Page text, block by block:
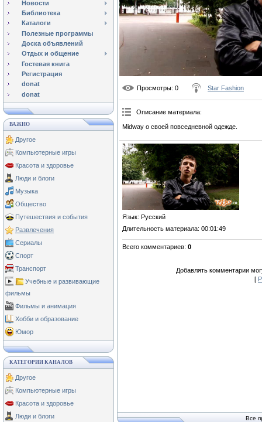
Новости
Библиотека
Каталоги
Полезные программы
Доска объявлений
Отдых и общение
Гостевая книга
Регистрация
donat
donat
ВАЖНО
Другое
Компьютерные игры
Красота и здоровье
Люди и блоги
Музыка
Общество
Путешествия и события
Развлечения
Сериалы
Спорт
Транспорт
Учебные и развивающие
фильмы
Фильмы и анимация
Хобби и образование
Юмор
КАТЕГОРИИ КАНАЛОВ
Другое
Компьютерные игры
Красота и здоровье
Люди и блоги
Просмотры: 0 Star Fashion
Описание материала:
Midway о своей повседневной одежде.
Язык: Русский
Длительность материала: 00:01:49
Всего комментариев: 0
Добавлять комментарии
[
Все